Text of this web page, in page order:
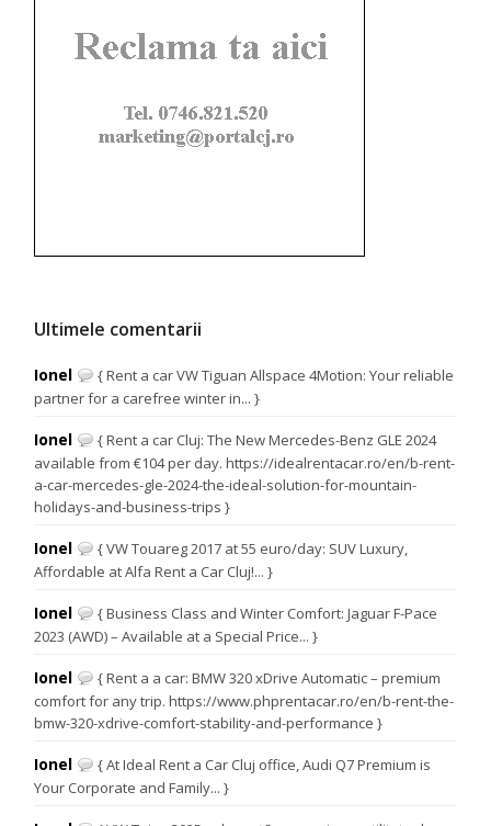
Ultimele comentarii
Ionel
{ Rent a car VW Tiguan Allspace 4Motion: Your reliable
partner for a carefree winter in... }
Ionel
{ Rent a car Cluj: The New Mercedes-Benz GLE 2024
available from €104 per day. https://idealrentacar.ro/en/b-rent-
a-car-mercedes-gle-2024-the-ideal-solution-for-mountain-
holidays-and-business-trips }
Ionel
{ VW Touareg 2017 at 55 euro/day: SUV Luxury,
Affordable at Alfa Rent a Car Cluj!... }
Ionel
{ Business Class and Winter Comfort: Jaguar F-Pace
2023 (AWD) – Available at a Special Price... }
Ionel
{ Rent a a car: BMW 320 xDrive Automatic – premium
comfort for any trip. https://www.phprentacar.ro/en/b-rent-the-
bmw-320-xdrive-comfort-stability-and-performance }
Ionel
{ At Ideal Rent a Car Cluj office, Audi Q7 Premium is
Your Corporate and Family... }